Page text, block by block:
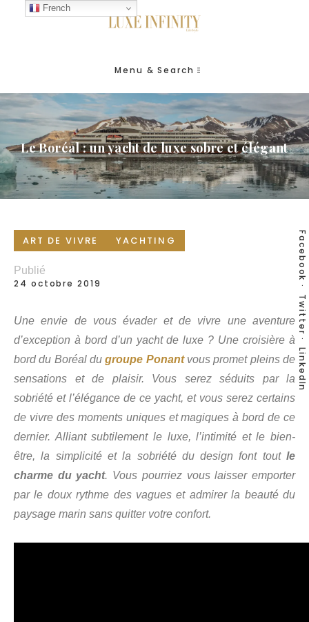
Menu & Search
Le Boréal : un yacht de luxe sobre et élégant
Facebook
Twitter
LinkedIn
ART DE VIVRE YACHTING
Publié
24 octobre 2019
Une envie de vous évader et de vivre une aventure
d’exception à bord d’un yacht de luxe ? Une croisière à
bord du Boréal dugroupe Ponantvous promet pleins de
sensations et de plaisir. Vous serez séduits par la
sobriété et l’élégance de ce yacht, et vous serez certains
de vivre des moments uniques et magiques à bord de ce
dernier. Alliant subtilement le luxe, l’intimité et le bien-
être, la simplicité et la sobriété du design font tout le
charme du yacht. Vous pourriez vous laisser emporter
par le doux rythme des vagues et admirer la beauté du
paysage marin sans quitter votre confort.
French